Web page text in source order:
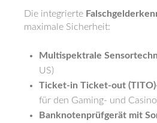
Die integrierte
maximale Sicherheit:
Multispektrale
US)
Ticket-in Ticket-out
für den Gaming- und
Banknotenprüfgerät mit